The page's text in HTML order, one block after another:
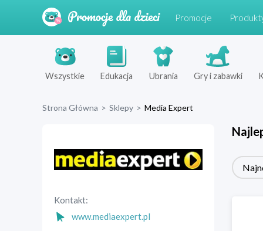
Promocje
Wszystkie Edukacja Ubrania Gry i zabawki
Strona Główna > Sklepy > Media Expert
Kontakt:
www.mediaexpert.pl